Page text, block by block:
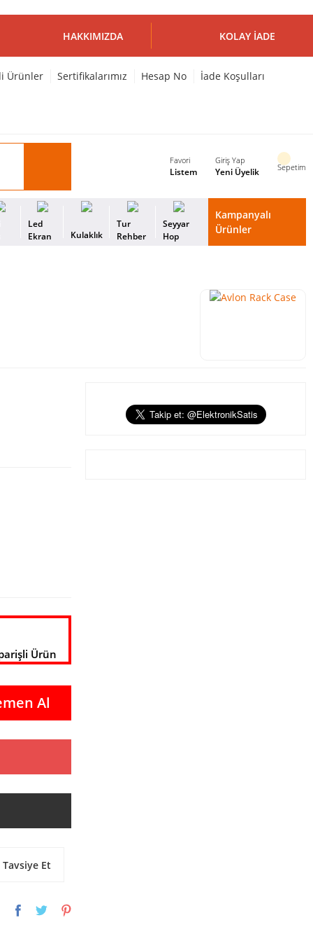
HAKKIMIZDA KOLAY İADE
Ürünler Sertifikalarımız Hesap No İade Koşulları
Favori
Listem
Giriş Yap
Yeni Üyelik Sepetim
Led
Ekran
Kulaklık
Tur
Rehber
Seyyar
Hop
Kampanyalı
Ürünler
Ürün
Al
Tavsiye Et